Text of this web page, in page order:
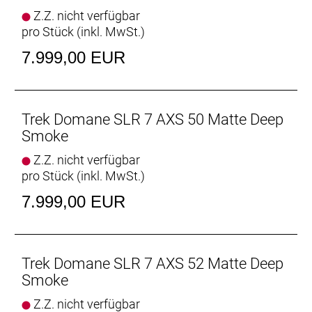
Ausgestattet ist es mit schnell rollenden 32 mm
breiten Reifen, aber dank der Reifenfreiheit bis 38-
mm-Reifen kannst du von glattem Asphalt bis
leichtem Schotter alles unter die Räder nehmen.
Dank im Unterrohr integriertem Staufach und
Aufnahmepunkten am Oberrohr hast du auf deinen
Verfügung.
Raffinierte Integration
Das Domane mit seiner verborgenen
nie dagewesene Integration aus.
Z.Z. nicht verfügbar
pro Stück (inkl. MwSt.)
7.999,00 EUR
Trek Domane SLR 7 AXS 50 Matte Deep
Smoke
Z.Z. nicht verfügbar
pro Stück (inkl. MwSt.)
7.999,00 EUR
Trek Domane SLR 7 AXS 52 Matte Deep
Smoke
Z.Z. nicht verfügbar